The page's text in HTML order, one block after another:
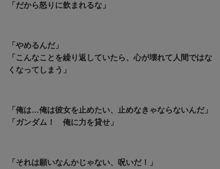
「だから怒りに飲まれるな」
「やめるんだ」
「こんなことを繰り返していたら、心が壊れて人間ではな
くなってしまう」
「俺は…俺は彼女を止めたい、止めなきゃならないんだ」
「ガンダム！ 俺に力を貸せ」
「それは願いなんかじゃない、呪いだ！」